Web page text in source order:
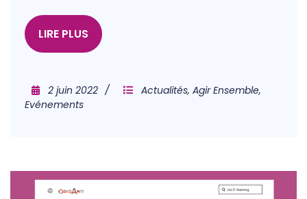
LIRE PLUS
2 juin 2022 Actualités, Agir Ensemble,
Evénements